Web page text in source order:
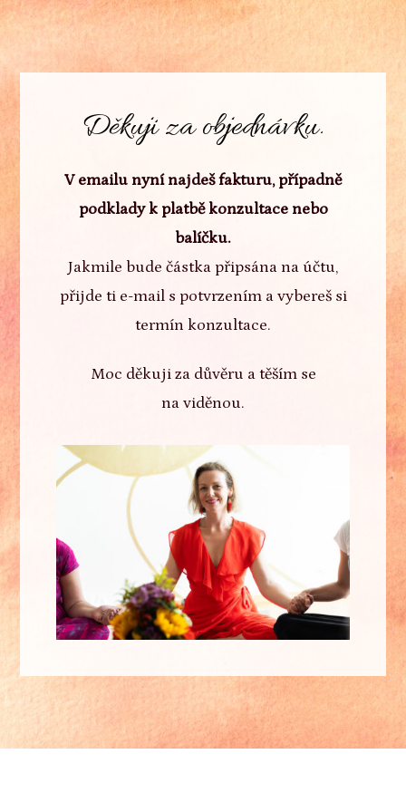
Děkuji za objednávku.
V emailu nyní najdeš fakturu, případně
podklady k platbě konzultace nebo
balíčku.
Jakmile bude částka připsána na účtu,
přijde ti e-mail s potvrzením a vybereš si
termín konzultace.
Moc děkuji za důvěru a těším se
na viděnou.